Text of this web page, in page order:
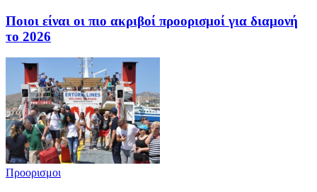
Ποιοι είναι οι πιο ακριβοί προορισμοί για διαμονή
το 2026
Προορισμοι